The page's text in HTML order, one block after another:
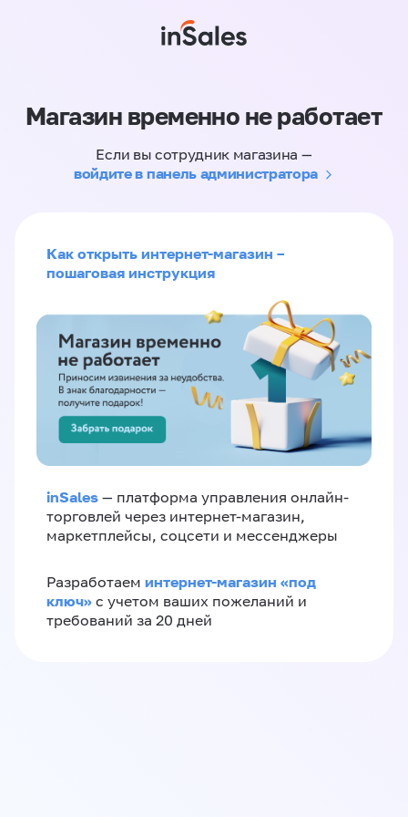
Магазин временно не работает
Если вы сотрудник магазина —
войдите в панель администратора
Как открыть интернет-магазин –
пошаговая инструкция
inSales — платформа управления онлайн-
торговлей через интернет-магазин,
маркетплейсы, соцсети и мессенджеры
Разработаем интернет-магазин «‎под
ключ»‎ с учетом ваших пожеланий и
требований за 20 дней